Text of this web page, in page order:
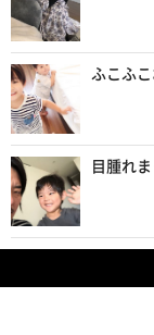
ふこふ
目腫れ